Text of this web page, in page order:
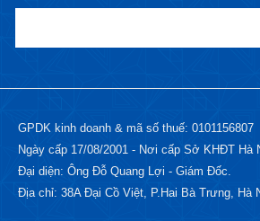
GPDK kinh doanh & mã số thuế: 0101156807
Ngày cấp 17/08/2001 - Nơi cấp Sở KHĐT Hà
Đại diện: Ông Đỗ Quang Lợi - Giám Đốc.
Địa chỉ: 38A Đại Cồ Việt, P.Hai Bà Trưng, Hà